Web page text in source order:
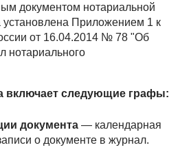
документом нотариальной
Приложением 1 к
от 16.04.2014 № 78 "Об
нотариального
включает следующие графы:
документа — календарная
о документе в журнал.